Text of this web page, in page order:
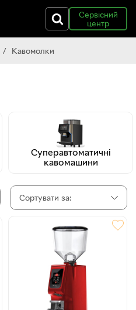
Сервісний
центр
Кавомолки
Суперавтоматичні
кавомашини
Сортувати за: